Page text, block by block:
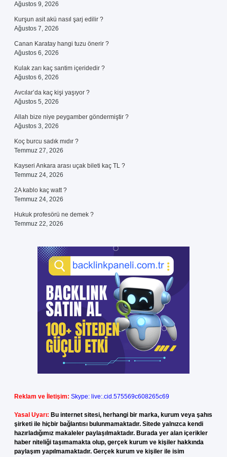
Ağustos 9, 2026
Kurşun asit akü nasıl şarj edilir ?
Ağustos 7, 2026
Canan Karatay hangi tuzu önerir ?
Ağustos 6, 2026
Kulak zarı kaç santim içeridedir ?
Ağustos 6, 2026
Avcılar’da kaç kişi yaşıyor ?
Ağustos 5, 2026
Allah bize niye peygamber göndermiştir ?
Ağustos 3, 2026
Koç burcu sadık mıdır ?
Temmuz 27, 2026
Kayseri Ankara arası uçak bileti kaç TL ?
Temmuz 24, 2026
2A kablo kaç watt ?
Temmuz 24, 2026
Hukuk profesörü ne demek ?
Temmuz 22, 2026
Reklam ve İletişim: Skype: live:.cid.575569c608265c69
Yasal Uyarı: Bu internet sitesi, herhangi bir marka, kurum veya şahıs
şirketi ile hiçbir bağlantısı bulunmamaktadır. Sitede yalnızca kendi
hazırladığımız makaleler paylaşılmaktadır. Burada yer alan içerikler
haber niteliği taşımamakta olup, gerçek kurum ve kişiler hakkında
paylaşım yapılmamaktadır. Gerçek kurum ve kişiler ile isim